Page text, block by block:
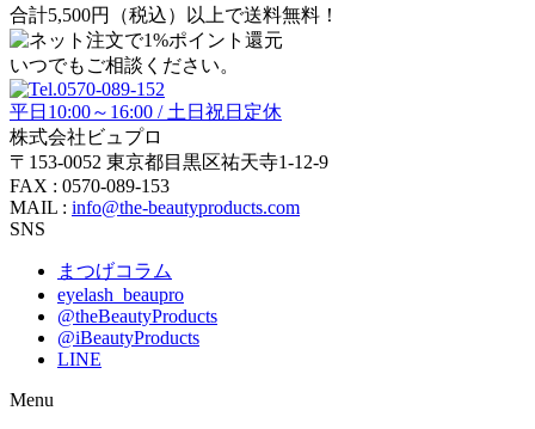
合計5,500円
（税込） 以上で送料無料！
いつでもご相談ください。
平日10:00～16:00 / 土日祝日定休
株式会社ビュプロ
〒153-0052 東京都目黒区祐天寺1-12-9
FAX : 0570-089-153
MAIL : info@the-beautyproducts.com
SNS
まつげコラム
eyelash_beaupro
@theBeautyProducts
@iBeautyProducts
LINE
Menu